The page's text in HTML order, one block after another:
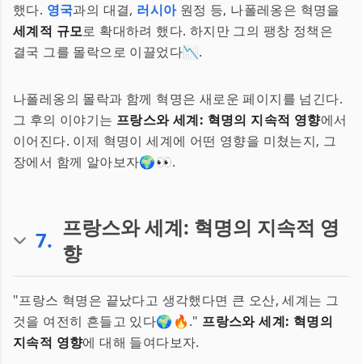
했다. 영국과의 대결, 러시아원정 등, 나폴레옹은 혁명을
세계적 규모로 확대하려 했다. 하지만 그의 팽창 정책은
결국 그를 몰락으로 이끌었다📉.
나폴레옹의 몰락과 함께 혁명은 새로운 페이지를 넘긴다.
그 후의 이야기는 프랑스와 세계: 혁명의 지속적 영향에서
이어진다. 이제 혁명이 세계에 어떤 영향을 미쳤는지, 그
장에서 함께 알아보자🌍👀.
7. 프랑스와 세계: 혁명의 지속적 영
향
"프랑스 혁명은 끝났다고 생각했다면 큰 오산, 세계는 그
것을 여전히 흔들고 있다🌍🔥." 프랑스와 세계: 혁명의
지속적 영향에 대해 들여다보자.